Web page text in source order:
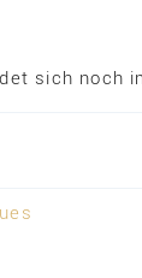
sich noch